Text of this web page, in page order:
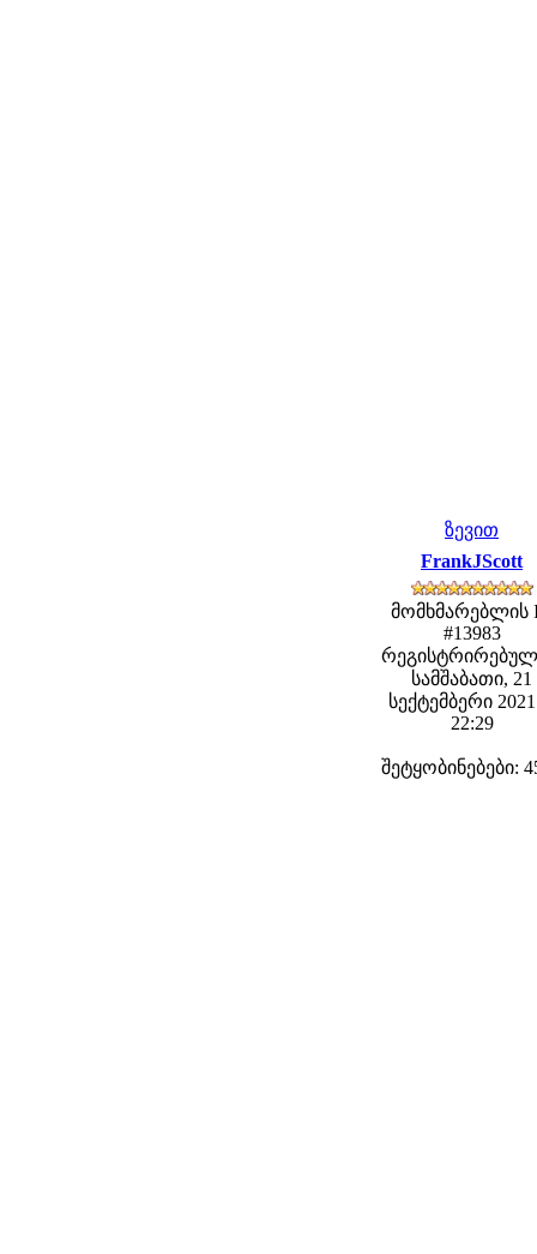
ზევით
FrankJScott
მომხმარებლის
#13983
სამშაბათი, 21
სექტემბერი
22:29
შეტყობინებები: